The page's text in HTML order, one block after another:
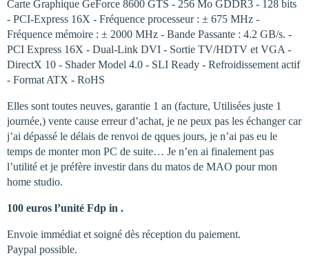
Carte Graphique GeForce 8600 GTS - 256 Mo GDDR3 - 128 bits
- PCI-Express 16X - Fréquence processeur : ± 675 MHz -
Fréquence mémoire : ± 2000 MHz - Bande Passante : 4.2 GB/s. -
PCI Express 16X - Dual-Link DVI - Sortie TV/HDTV et VGA -
DirectX 10 - Shader Model 4.0 - SLI Ready - Refroidissement actif
- Format ATX - RoHS
Elles sont toutes neuves, garantie 1 an (facture, Utilisées juste 1
journée,) vente cause erreur d’achat, je ne peux pas les échanger car
j’ai dépassé le délais de renvoi de qques jours, je n’ai pas eu le
temps de monter mon PC de suite… Je n’en ai finalement pas
l’utilité et je préfère investir dans du matos de MAO pour mon
home studio.
100 euros l’unité Fdp in .
Envoie immédiat et soigné dès réception du paiement.
Paypal possible.